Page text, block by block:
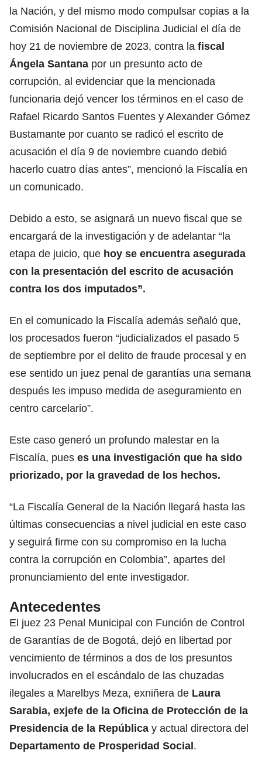
la Nación, y del mismo modo compulsar copias a la
Comisión Nacional de Disciplina Judicial el día de
hoy 21 de noviembre de 2023, contra la fiscal
Ángela Santana por un presunto acto de
corrupción, al evidenciar que la mencionada
funcionaria dejó vencer los términos en el caso de
Rafael Ricardo Santos Fuentes y Alexander Gómez
Bustamante por cuanto se radicó el escrito de
acusación el día 9 de noviembre cuando debió
hacerlo cuatro días antes”, mencionó la Fiscalía en
un comunicado.
Debido a esto, se asignará un nuevo fiscal que se
encargará de la investigación y de adelantar “la
etapa de juicio, que hoy se encuentra asegurada
con la presentación del escrito de acusación
contra los dos imputados”.
En el comunicado la Fiscalía además señaló que,
los procesados fueron “judicializados el pasado 5
de septiembre por el delito de fraude procesal y en
ese sentido un juez penal de garantías una semana
después les impuso medida de aseguramiento en
centro carcelario”.
Este caso generó un profundo malestar en la
Fiscalía, pues es una investigación que ha sido
priorizado, por la gravedad de los hechos.
“La Fiscalía General de la Nación llegará hasta las
últimas consecuencias a nivel judicial en este caso
y seguirá firme con su compromiso en la lucha
contra la corrupción en Colombia”, apartes del
pronunciamiento del ente investigador.
Antecedentes
El juez 23 Penal Municipal con Función de Control
de Garantías de de Bogotá, dejó en libertad por
vencimiento de términos a dos de los presuntos
involucrados en el escándalo de las chuzadas
ilegales a Marelbys Meza, exniñera de Laura
Sarabia, exjefe de la Oficina de Protección de la
Presidencia de la República y actual directora del
Departamento de Prosperidad Social.